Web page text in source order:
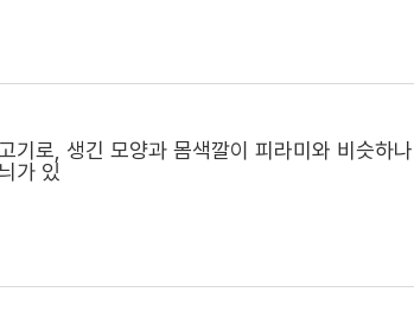
로, 생긴 모양과 몸색깔이 피라미와 비슷하
가 있